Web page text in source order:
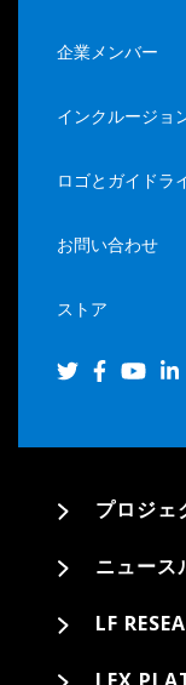
企業メンバー
インクルージョ
ロゴとガイドラ
お問い合わせ
ストア
プロジェ
ニュース
LF